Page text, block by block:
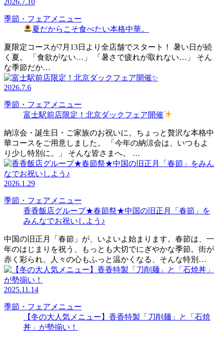
季節・フェアメニュー
夏だからこそ食べたい本格中華。
夏限定コースが7月13日より全店舗でスタート！ 暑い日が続
く夏。 「食欲がない…」 「暑さで疲れが取れない…」 そん
な季節だか…
2026.7.6
季節・フェアメニュー
富士駅前店限定！北京ダックフェア開催
納涼会・誕生日・ご家族のお祝いに。ちょっと贅沢な本格中
華コースをご用意しました。 「今年の納涼会は、いつもよ
り少し特別に。」 そんな皆さまへ。 …
2026.1.29
季節・フェアメニュー
香香飯店グループ★春節祭★中国の旧正月「春節」を
みんなでお祝いしよう♪
中国の旧正月「春節」が、いよいよ始まります。春節は、一
年のはじまりを祝う、もっとも大切でにぎやかな季節。街が
赤く彩られ、人々の心もふっと温かくなる、そんな特別…
2025.11.14
季節・フェアメニュー
【冬の大人気メニュー】香香特製「刀削麺」と「石焼
丼」が勢揃い！